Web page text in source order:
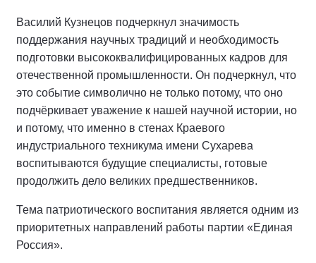
Василий Кузнецов подчеркнул значимость
поддержания научных традиций и необходимость
подготовки высококвалифицированных кадров для
отечественной промышленности. Он подчеркнул, что
это событие символично не только потому, что оно
подчёркивает уважение к нашей научной истории, но
и потому, что именно в стенах Краевого
индустриального техникума имени Сухарева
воспитываются будущие специалисты, готовые
продолжить дело великих предшественников.
Тема патриотического воспитания является одним из
приоритетных направлений работы партии «Единая
Россия».